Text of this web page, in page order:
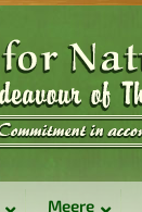
Meere